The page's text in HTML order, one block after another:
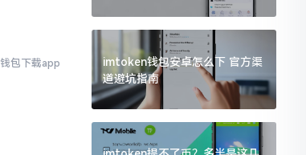
包下载app
imtoken钱包安卓怎么下 官方渠
道避坑指南